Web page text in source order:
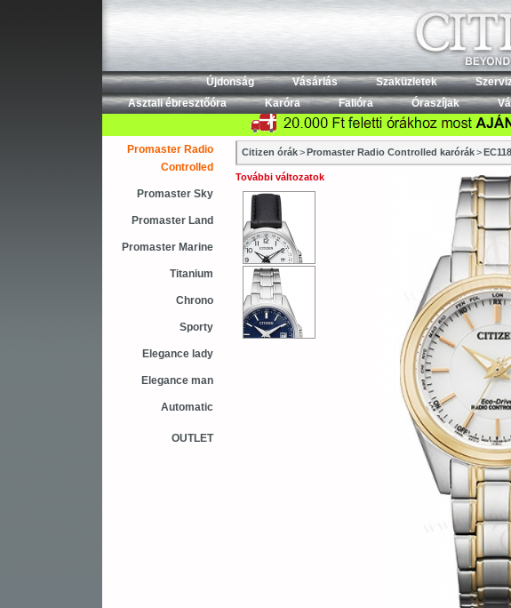
Újdonság Vásárlás Szaküzletek
Asztali ébresztőóra
Karóra Falióra Óraszíjak
Promaster Radio
Controlled
Promaster Sky
Promaster Land
Promaster Marine
Titanium
Chrono
Sporty
Elegance lady
Elegance man
Automatic
OUTLET
Citizen órák > Promaster Radio Controlled karórák > EC118
További változatok